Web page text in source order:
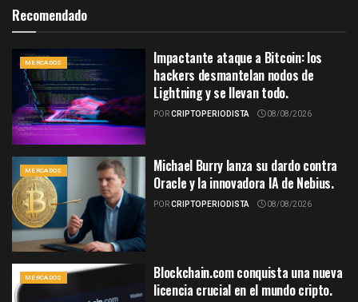
Recomendado
MERCADOS
Impactante ataque a Bitcoin: los
hackers desmantelan nodos de
Lightning y se llevan todo.
PORCRIPTOPERIODISTA 08/08/2026
MERCADOS
Michael Burry lanza su dardo contra
Oracle y la innovadora IA de Nebius.
PORCRIPTOPERIODISTA 08/08/2026
MERCADOS
Blockchain.com conquista una nueva
licencia crucial en el mundo cripto.